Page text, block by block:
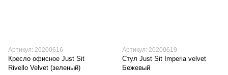
Артикул: 20200616
Кресло офисное Just Sit
Rivello Velvet (зеленый)
Артикул: 20200619
Стул Just Sit Imperia velvet
Бежевый